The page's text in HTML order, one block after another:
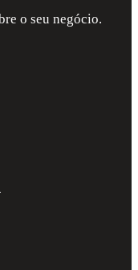
o seu negócio.